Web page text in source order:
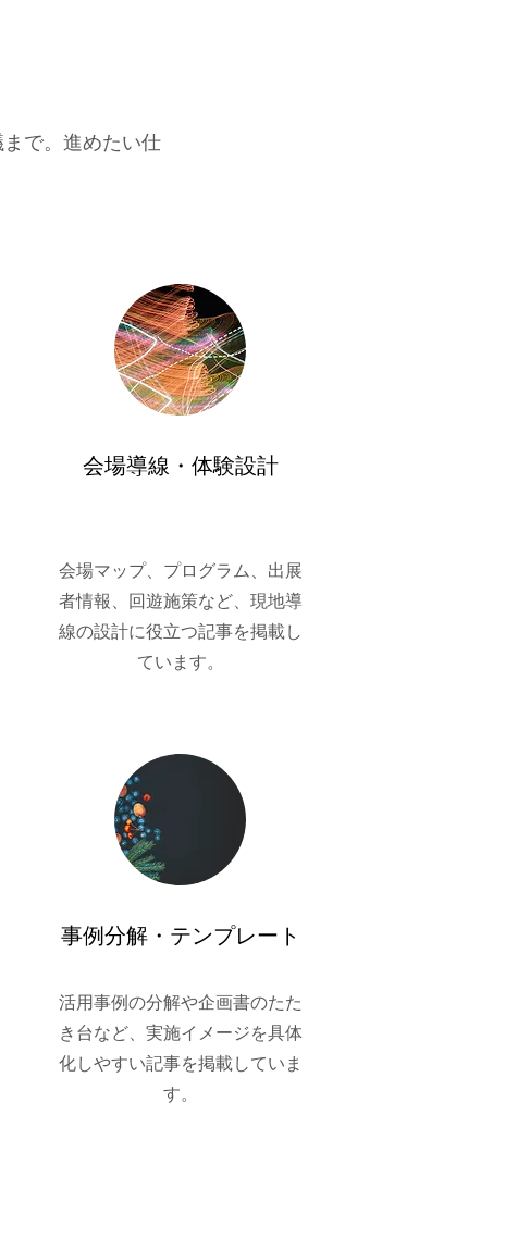
で。進めたい仕
会場導線・体験設計
会場マップ、プログラム、出展
者情報、回遊施策など、現地導
線の設計に役立つ記事を掲載し
ています。
事例分解・テンプレート
活用事例の分解や企画書のたた
き台など、実施イメージを具体
化しやすい記事を掲載していま
す。